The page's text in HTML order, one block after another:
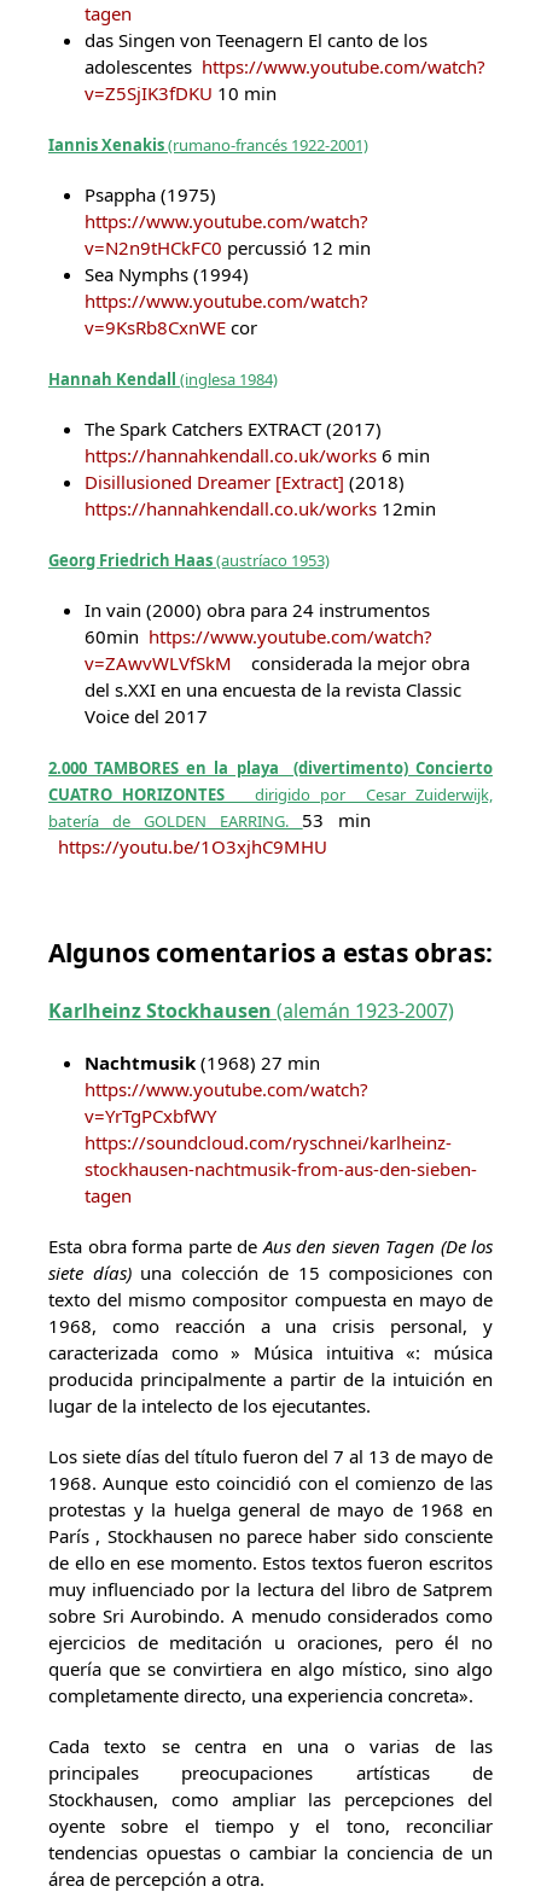
tagen
das Singen von Teenagern El canto de los
adolescentes https://www.youtube.com/watch?
v=Z5SjIK3fDKU 10 min
Iannis Xenakis(rumano-francés 1922-2001)
Psappha (1975)
https://www.youtube.com/watch?
v=N2n9tHCkFC0 percussió 12 min
Sea Nymphs (1994)
https://www.youtube.com/watch?
v=9KsRb8CxnWE cor
Hannah Kendall (inglesa 1984)
The Spark Catchers EXTRACT (2017)
https://hannahkendall.co.uk/works 6 min
Disillusioned Dreamer [Extract] (2018)
https://hannahkendall.co.uk/works 12min
Georg Friedrich Haas(austríaco 1953)
In vain (2000) obra para 24 instrumentos
60min https://www.youtube.com/watch?
v=ZAwvWLVfSkM considerada la mejor obra
del s.XXI en una encuesta de la revista Classic
Voice del 2017
2.000 TAMBORES en la playa (divertimento) Concierto
CUATRO HORIZONTES dirigido por Cesar Zuiderwijk,
batería de GOLDEN EARRING. 53 min
https://youtu.be/1O3xjhC9MHU
Algunos comentarios a estas obras:
Karlheinz Stockhausen (alemán 1923-2007)
Nachtmusik (1968) 27 min
https://www.youtube.com/watch?
v=YrTgPCxbfWY
https://soundcloud.com/ryschnei/karlheinz-
stockhausen-nachtmusik-from-aus-den-sieben-
tagen
Esta obra forma parte deAus den sieven Tagen (De los
siete días)una colección de 15 composiciones con
texto del mismo compositor compuesta en mayo de
1968, como reacción a una crisis personal, y
caracterizada como » Música intuitiva «: música
producida principalmente a partir de la intuición en
lugar de la intelecto de los ejecutantes.
Los siete días del título fueron del 7 al 13 de mayo de
1968. Aunque esto coincidió con el comienzo de las
protestas y la huelga general de mayo de 1968 en
París , Stockhausen no parece haber sido consciente
de ello en ese momento. Estos textos fueron escritos
muy influenciado por la lectura del libro de Satprem
sobre Sri Aurobindo. A menudo considerados como
ejercicios de meditación u oraciones, pero él no
quería que se convirtiera en algo místico, sino algo
completamente directo, una experiencia concreta».
Cada texto se centra en una o varias de las
principales preocupaciones artísticas de
Stockhausen, como ampliar las percepciones del
oyente sobre el tiempo y el tono, reconciliar
tendencias opuestas o cambiar la conciencia de un
área de percepción a otra.